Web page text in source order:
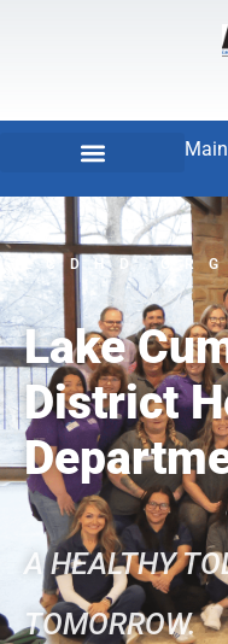
Lake
District
A HEALTHY
TOMORROW.